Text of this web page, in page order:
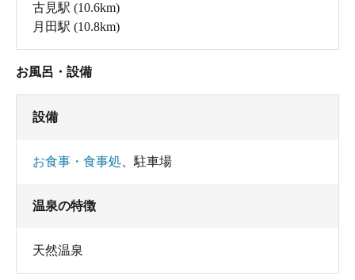
古見駅 (10.6km)
月田駅 (10.8km)
お風呂・設備
設備
お食事・食事処 駐車場
温泉の特徴
天然温泉